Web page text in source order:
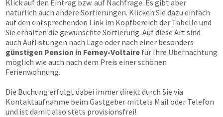
Klick auf den Eintrag bzw. auf Nachfrage. Es gibt aber
natürlich auch andere Sortierungen. Klicken Sie dazu einfach
auf den entsprechenden Link im Kopfbereich der Tabelle und
Sie erhalten die gewünschte Sortierung. Auf diese Art sind
auch Auflistungen nach Lage oder nach einer besonders
günstigen Pension in Ferney-Voltaire für Ihre Übernachtung
möglich wie auch nach dem Preis einer schönen
Ferienwohnung.
Die Buchung erfolgt dabei immer direkt durch Sie via
Kontaktaufnahme beim Gastgeber mittels Mail oder Telefon
und ist damit also stets provisionsfrei!